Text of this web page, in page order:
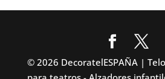
© 2026 DecoratelESPAÑA |